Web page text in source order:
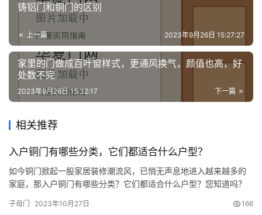
铸铝门和铜门的区别
上一篇 2023年9月26日 15:27:27
家里的门做成百叶窗样式，更通风换气，颜值也高，好
处数不完
下一篇
2023年9月26日 15:32:17
相关推荐
入户铜门有哪些分类，它们都适合什么户型？
如今铜门掀起一股家居装修潮流风，已悄无声息地进入越来越多的
家庭，那入户铜门有哪些分类？它们都适合什么户型？您知道吗？
门、子母门、门中门、双开门、四开门等 爱唯铜艺 1. 单门：单门比
子母门 2023年10月27日 166